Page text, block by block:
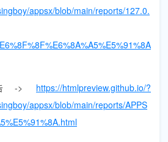
appsx/blob/main/reports/127.0.
-> https://htmlpreview.github.io/?
appsx/blob/main/reports/APPS